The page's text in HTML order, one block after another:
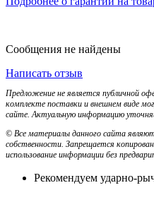
Сообщения не найдены
Написать отзыв
Предложение не является публичной
комплекте поставки и внешнем виде
сайте. Актуальную информацию
© Все материалы данного сайта
собственности. Запрещается
использование информации без
Рекомендуем ударно-